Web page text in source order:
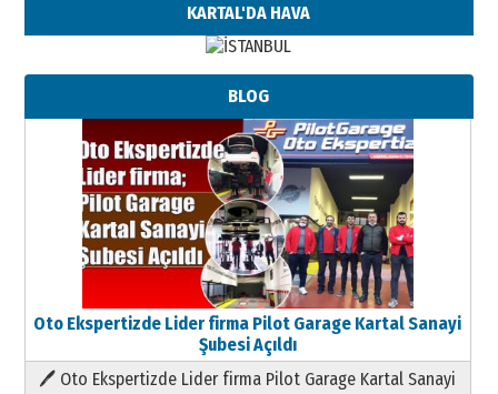
KARTAL'DA HAVA
BLOG
Oto Ekspertizde Lider firma Pilot Garage Kartal Sanayi
Şubesi Açıldı
🖊 Oto Ekspertizde Lider firma Pilot Garage Kartal Sanayi